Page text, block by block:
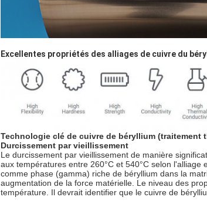
Excellentes propriétés des alliages de cuivre du
Technologie clé de cuivre de béryllium (traitement
Durcissement par vieillissement
Le durcissement par vieillissement de manière
aux températures entre 260°C et 540°C selon
comme phase (gamma) riche de béryllium dans la
augmentation de la force matérielle. Le niveau des
température. Il devrait identifier que le cuivre de